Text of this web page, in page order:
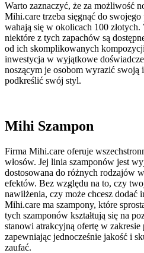
Warto zaznaczyć, że za możliwość
Mihi.care trzeba sięgnąć do
wahają się w okolicach 100
niektóre z tych zapachów są
od ich skomplikowanych
inwestycja w wyjątkowe
noszącym je osobom wyrazić swoją
podkreślić swój styl.
Mihi Szampon
Firma Mihi.care oferuje
włosów. Jej linia szamponów jest
dostosowana do różnych rodzajów
efektów. Bez względu na to, czy
nawilżenia, czy może chcesz dodać
Mihi.care ma szampony, które
tych szamponów kształtują się na
stanowi atrakcyjną ofertę w zakresie
zapewniając jednocześnie jakość i
zaufać.